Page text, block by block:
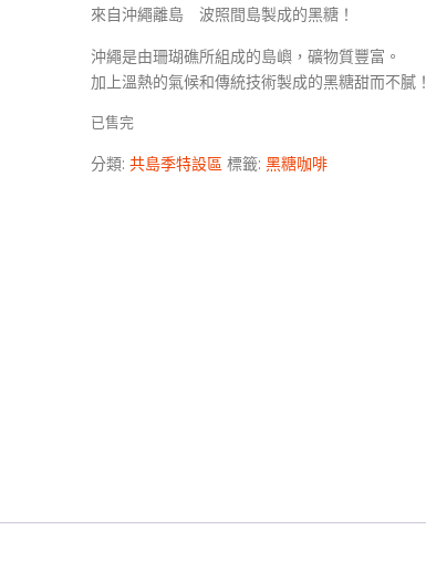
來自沖繩離島 波照間島製成的黑糖！
沖繩是由珊瑚礁所組成的島嶼，礦物質豐富。
加上溫熱的氣候和傳統技術製成的黑糖甜而不膩！
已售完
分類:共島季特設區 標籤:黑糖咖啡